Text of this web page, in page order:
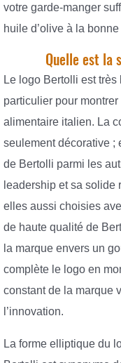
votre garde-manger
huile d’olive à la
Quelle est la
Le logo Bertolli est
particulier pour
alimentaire italien. La
seulement décorative ;
de Bertolli parmi les
leadership et sa solide
elles aussi choisies
de haute qualité de
la marque envers un
complète le logo en
constant de la marque
l’innovation.
La forme elliptique du